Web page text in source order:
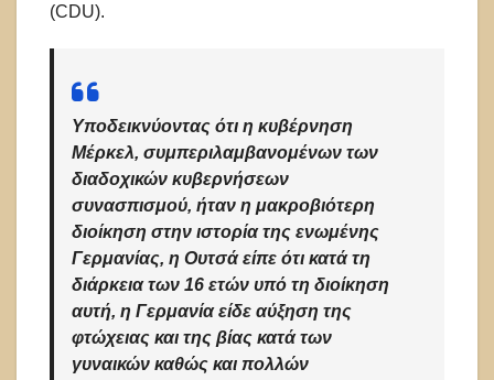
(CDU).
Υποδεικνύοντας ότι η κυβέρνηση
Μέρκελ, συμπεριλαμβανομένων των
διαδοχικών κυβερνήσεων
συνασπισμού, ήταν η μακροβιότερη
διοίκηση στην ιστορία της ενωμένης
Γερμανίας, η Ουτσά είπε ότι κατά τη
διάρκεια των 16 ετών υπό τη διοίκηση
αυτή, η Γερμανία είδε αύξηση της
φτώχειας και της βίας κατά των
γυναικών καθώς και πολλών